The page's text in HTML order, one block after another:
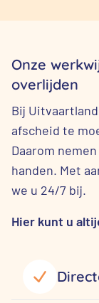
Onze
overlijden
Bij
afscheid te
Daarom
handen. Met
we u 24/7 bij.
Hier kunt u